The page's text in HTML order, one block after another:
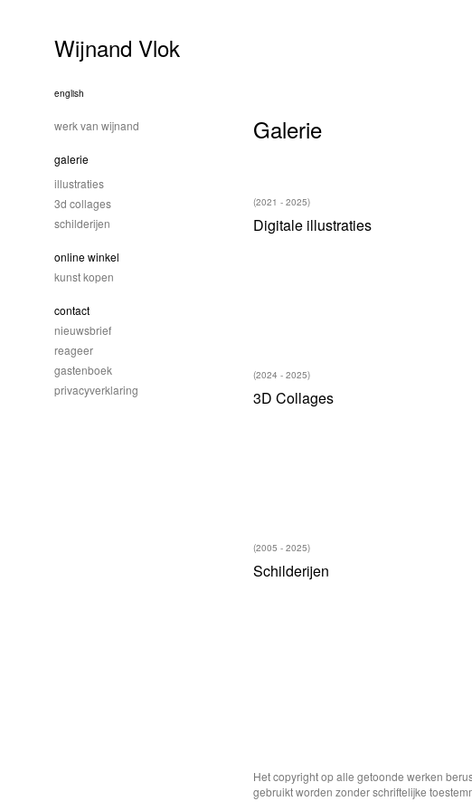
Galerie
Digitale illustraties
(2021 - 2025)
3D Collages
(2024 - 2025)
Schilderijen
(2005 - 2025)
Wijnand Vlok
english
werk van wijnand
galerie
illustraties
3d collages
schilderijen
online winkel
kunst kopen
contact
nieuwsbrief
reageer
gastenboek
privacyverklaring
Het copyright op alle getoonde werken
gebruikt worden zonder schriftelijke